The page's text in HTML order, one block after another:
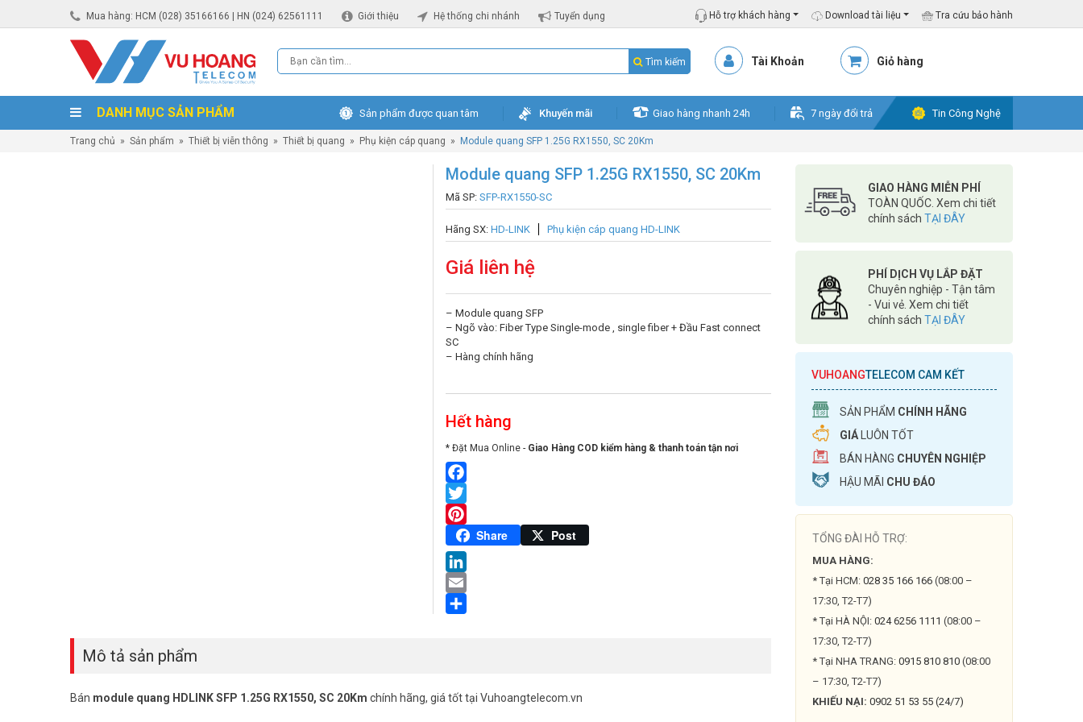
Mua hàng: HCM (028) 35166166 | HN (024) 62561111 Giới thiệu Hệ thống chi nhánh Tuyển dụng Hỗ trợ khách hàng Download tài liệu Tra cứu bảo hành
Tìm kiếm Tài Khoản Giỏ hàng
DANH MỤC SẢN PHẨM Sản phẩm được quan tâm Khuyến mãi Giao hàng nhanh 24h 7 ngày đổi trả Tin Công Nghệ
Trang chủ » Sản phẩm » Thiết bị viễn thông » Thiết bị quang » Phụ kiện cáp quang » Module quang SFP 1.25G RX1550, SC 20Km
Module quang SFP 1.25G RX1550, SC 20Km
Mã SP: SFP-RX1550-SC
Hãng SX: HD-LINK Phụ kiện cáp quang HD-LINK
Giá liên hệ
– Module quang SFP
– Ngõ vào: Fiber Type Single-mode , single fiber + Đầu Fast connect
SC
– Hàng chính hãng
Hết hàng
* Đặt Mua Online - Giao Hàng COD kiểm hàng & thanh toán tận nơi
Facebook
Twitter
Pinterest
Share Post
LinkedIn
Email
Mô tả sản phẩm
Bán module quang HDLINK SFP 1.25G RX1550, SC 20Km chính hãng, giá tốt tại Vuhoangtelecom.vn
GIAO HÀNG MIỄN PHÍ
TOÀN QUỐC. Xem chi tiết
chính sách TẠI ĐÂY
PHÍ DỊCH VỤ LẮP ĐẶT
Chuyên nghiệp - Tận tâm
- Vui vẻ. Xem chi tiết
chính sách TẠI ĐÂY
VUHOANGTELECOM CAM KẾT
SẢN PHẨM CHÍNH HÃNG
GIÁ LUÔN TỐT
BÁN HÀNG CHUYÊN NGHIỆP
HẬU MÃI CHU ĐÁO
TỔNG ĐÀI HỖ TRỢ:
MUA HÀNG:
* Tại HCM: 028 35 166 166 (08:00 –
17:30, T2-T7)
* Tại HÀ NỘI: 024 6256 1111 (08:00 –
17:30, T2-T7)
* Tại NHA TRANG: 0915 810 810 (08:00
– 17:30, T2-T7)
KHIẾU NẠI: 0902 51 53 55 (24/7)